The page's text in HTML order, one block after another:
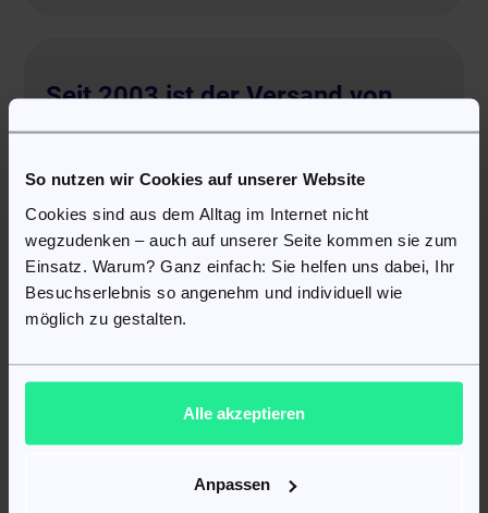
So nutzen wir Cookies auf unserer Website
Cookies sind aus dem Alltag im Internet nicht
wegzudenken – auch auf unserer Seite kommen sie zum
Einsatz. Warum? Ganz einfach: Sie helfen uns dabei, Ihr
Besuchserlebnis so angenehm und individuell wie
möglich zu gestalten.
Alle akzeptieren
Anpassen
Seit 2003 ist der Versand von
Arzneimitteln per Post in der EU
für solche Online-Medizindienstleistungen in der EU und
insbesondere in Schweiz vorgeschrieben sind. Auf der
Plattform SofortArzt erhalten Sie ein Rezept, das den
Arzneimittel entspricht. Die Gültigkeit können Sie durch
die Prüfung Ihrer persönlichen Daten, der Angaben zum
weiterer Daten bestätigen.
der Plattform „SofortArzt“ Medikamente verschreiben, die nicht